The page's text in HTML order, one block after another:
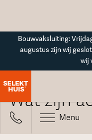
Bouwvaksluiting:
augustus zijn wij
wij
Menu
Wat zijn